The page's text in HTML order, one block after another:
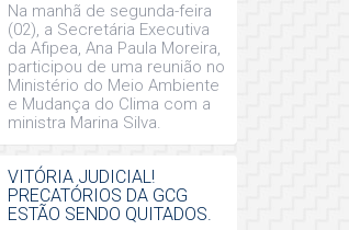
Na manhã de segunda-feira
(02), a Secretária Executiva
da Afipea, Ana Paula Moreira,
participou de uma reunião no
Ministério do Meio Ambiente
e Mudança do Clima com a
ministra Marina Silva.
VITÓRIA JUDICIAL!
PRECATÓRIOS DA GCG
ESTÃO SENDO QUITADOS.